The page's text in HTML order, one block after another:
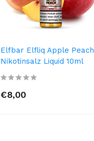
Elfbar Elfliq Apple Peach
Nikotinsalz Liquid 10ml
€8,00